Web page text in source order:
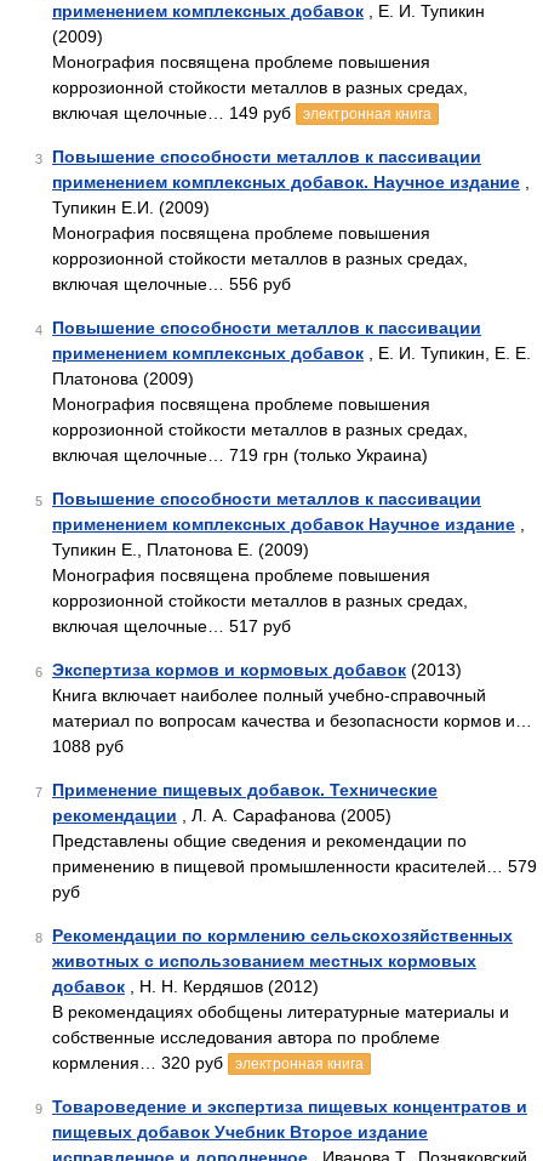
применением комплексных добавок , Е. И. Тупикин
(2009)
Монография посвящена проблеме повышения
коррозионной стойкости металлов в разных средах,
включая щелочные… 149 руб
электронная книга
3
Повышение способности металлов к пассивации
применением комплексных добавок. Научное издание
Тупикин Е.И. (2009)
Монография посвящена проблеме повышения
коррозионной стойкости металлов в разных средах,
включая щелочные… 556 руб
4
Повышение способности металлов к пассивации
применением комплексных добавок , Е. И. Тупикин, Е. Е.
Платонова (2009)
Монография посвящена проблеме повышения
коррозионной стойкости металлов в разных средах,
включая щелочные… 719 грн (только Украина)
5
Повышение способности металлов к пассивации
применением комплексных добавок Научное издание
Тупикин Е., Платонова Е. (2009)
Монография посвящена проблеме повышения
коррозионной стойкости металлов в разных средах,
включая щелочные… 517 руб
6 Экспертиза кормов и кормовых добавок (2013)
Книга включает наиболее полный учебно-справочный
материал по вопросам качества и безопасности кормов и…
1088 руб
7
Применение пищевых добавок. Технические
рекомендации , Л. А. Сарафанова (2005)
Представлены общие сведения и рекомендации по
применению в пищевой промышленности красителей… 579
руб
8
Рекомендации по кормлению сельскохозяйственных
животных с использованием местных кормовых
добавок , Н. Н. Кердяшов (2012)
В рекомендациях обобщены литературные материалы и
собственные исследования автора по проблеме
кормления… 320 руб
электронная книга
9
Товароведение и экспертиза пищевых концентратов и
пищевых добавок Учебник Второе издание